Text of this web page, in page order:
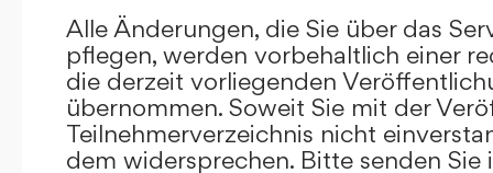
Alle Änderungen, die Sie über das
pflegen, werden vorbehaltlich einer
die derzeit vorliegenden
übernommen. Soweit Sie mit der
Teilnehmerverzeichnis nicht
dem widersprechen. Bitte senden Sie